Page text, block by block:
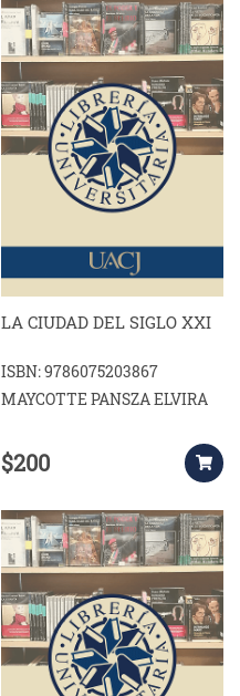
LA CIUDAD DEL SIGLO XXI
ISBN: 9786075203867
MAYCOTTE PANSZA ELVIRA
$200